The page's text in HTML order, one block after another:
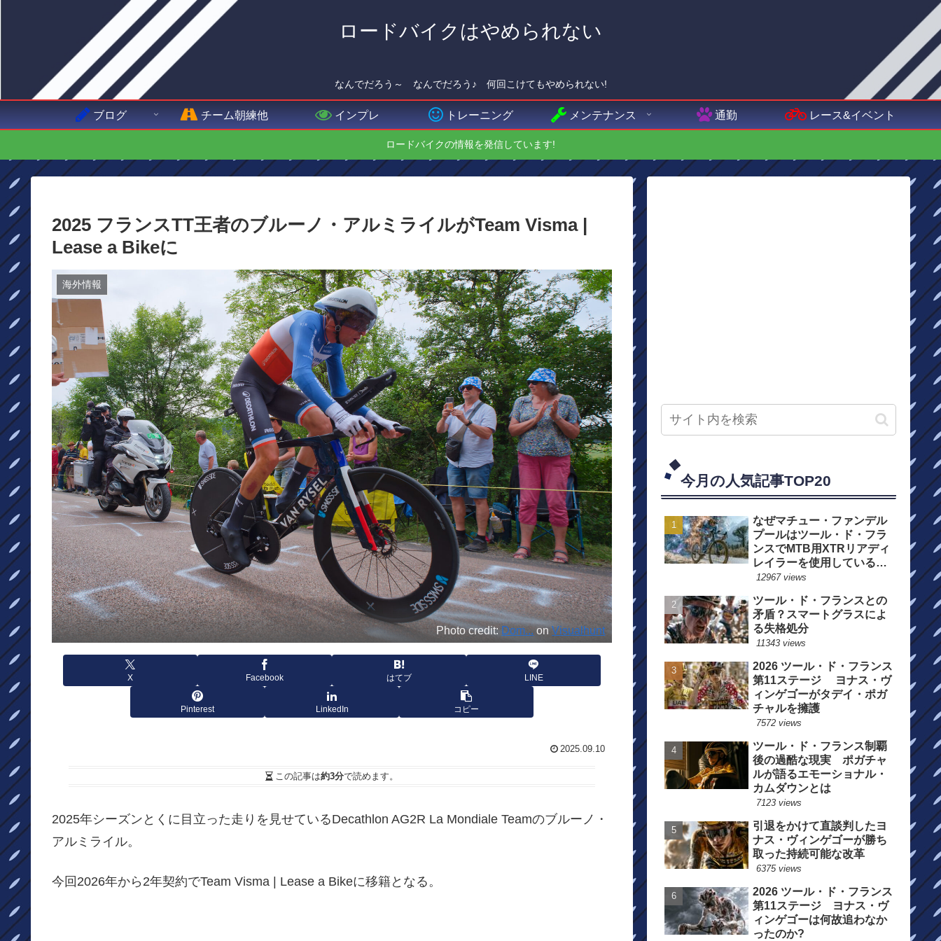
ロードバイクはやめられない
なんでだろう～ なんでだろう♪ 何回こけてもやめられない!
ブログ チーム朝練他 インプレ トレーニング メンテナンス 通勤 レース&イベント
ロードバイクの情報を発信しています!
2025 フランスTT王者のブルーノ・アルミライルがTeam Visma |
Lease a Bikeに
海外情報
Photo credit: Dom...onVisualhunt
X Facebook はてブ LINE
Pinterest LinkedIn コピー
2025.09.10
この記事は約3分で読めます。
2025年シーズンとくに目立った走りを見せているDecathlon AG2R La Mondiale Teamのブルーノ・
アルミライル。
今回2026年から2年契約でTeam Visma | Lease a Bikeに移籍となる。
今月の人気記事TOP20
なぜマチュー・ファンデル
プールはツール・ド・フラ
ンスでMTB用XTRリアディ
レイラーを使用しているの
か？
12967 views
ツール・ド・フランスとの
矛盾？スマートグラスによ
る失格処分
11343 views
2026 ツール・ド・フランス
第11ステージ ヨナス・ヴ
ィンゲゴーがタデイ・ポガ
チャルを擁護
7572 views
ツール・ド・フランス制覇
後の過酷な現実 ポガチャ
ルが語るエモーショナル・
カムダウンとは
7123 views
引退をかけて直談判したヨ
ナス・ヴィンゲゴーが勝ち
取った持続可能な改革
6375 views
2026 ツール・ド・フランス
第11ステージ ヨナス・ヴ
ィンゲゴーは何故追わなか
ったのか?